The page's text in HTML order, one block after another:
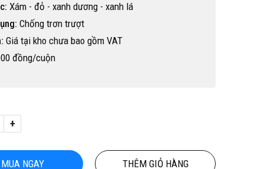
Xám - đỏ - xanh dương - xanh lá
Chống trơn trượt
Giá tại kho chưa bao gồm VAT
đồng/cuộn
+
MUA NGAY THÊM GIỎ HÀNG